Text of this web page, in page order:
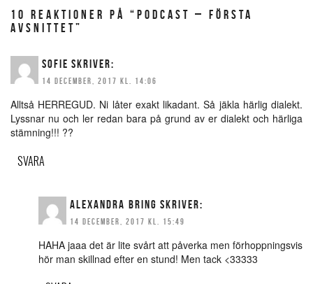
10 REAKTIONER PÅ “PODCAST – FÖRSTA
AVSNITTET”
SOFIE SKRIVER:
14 DECEMBER, 2017 KL. 14:06
Alltså HERREGUD. Ni låter exakt likadant. Så jäkla härlig dialekt.
Lyssnar nu och ler redan bara på grund av er dialekt och härliga
stämning!!! ??
SVARA
ALEXANDRA BRING SKRIVER:
14 DECEMBER, 2017 KL. 15:49
HAHA jaaa det är lite svårt att påverka men förhoppningsvis
hör man skillnad efter en stund! Men tack <33333